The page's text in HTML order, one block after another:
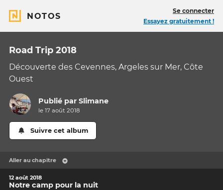
NOTOS
Se connecter
Essayez gratuitement !
Road Trip 2018
Découverte des Cevennes, Argeles sur Mer, Côte
Ouest
Publié parSlimane
le 17 août 2018
Suivre cet album
Aller au chapitre
12 août 2018
Notre camp pour la nuit